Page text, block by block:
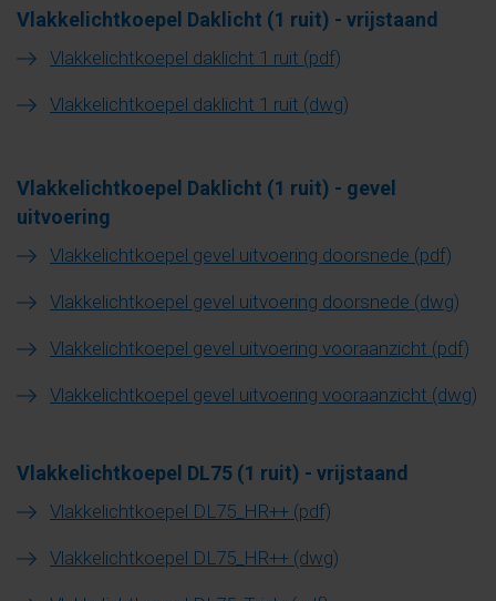
Vlakkelichtkoepel Daklicht (1 ruit) - vrijstaand
Vlakkelichtkoepel daklicht 1 ruit (pdf)
Vlakkelichtkoepel daklicht 1 ruit (dwg)
Vlakkelichtkoepel Daklicht (1 ruit) - gevel
uitvoering
Vlakkelichtkoepel gevel uitvoering doorsnede (pdf)
Vlakkelichtkoepel gevel uitvoering doorsnede (dwg)
Vlakkelichtkoepel gevel uitvoering vooraanzicht (pdf)
Vlakkelichtkoepel gevel uitvoering vooraanzicht (dwg)
Vlakkelichtkoepel DL75 (1 ruit) - vrijstaand
Vlakkelichtkoepel DL75_HR++ (pdf)
Vlakkelichtkoepel DL75_HR++ (dwg)